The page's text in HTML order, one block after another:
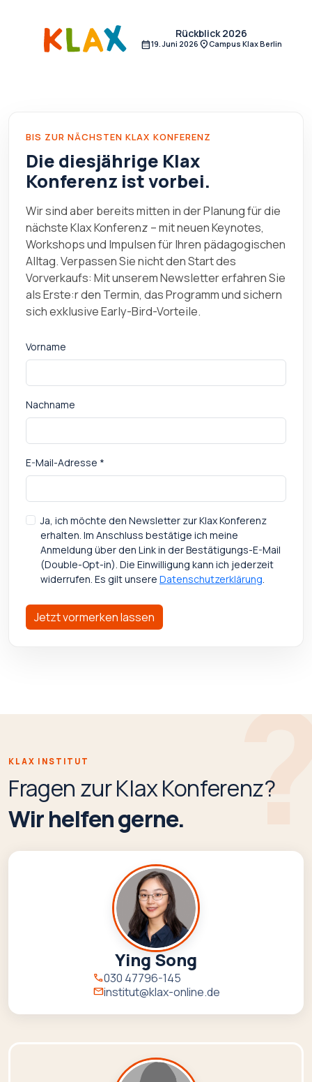
Rückblick 2026
calendar_month19. Juni 2026 location_onCampus Klax Berlin
BIS ZUR NÄCHSTEN KLAX KONFERENZ
Die diesjährige Klax
Konferenz ist vorbei.
Wir sind aber bereits mitten in der Planung für die
nächste Klax Konferenz – mit neuen Keynotes,
Workshops und Impulsen für Ihren pädagogischen
Alltag. Verpassen Sie nicht den Start des
Vorverkaufs: Mit unserem Newsletter erfahren Sie
als Erste:r den Termin, das Programm und sichern
sich exklusive Early-Bird-Vorteile.
Vorname
Nachname
E-Mail-Adresse *
Ja, ich möchte den Newsletter zur Klax Konferenz
erhalten. Im Anschluss bestätige ich meine
Anmeldung über den Link in der Bestätigungs-E-Mail
(Double-Opt-in). Die Einwilligung kann ich jederzeit
widerrufen. Es gilt unsere Datenschutzerklärung
Jetzt vormerken lassen
KLAX INSTITUT
Fragen zur Klax Konferenz?
Wir helfen gerne.
Ying Song
call030 47796-145
mailinstitut@klax-online.de